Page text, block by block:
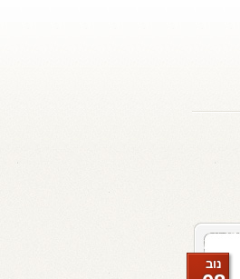
נוב